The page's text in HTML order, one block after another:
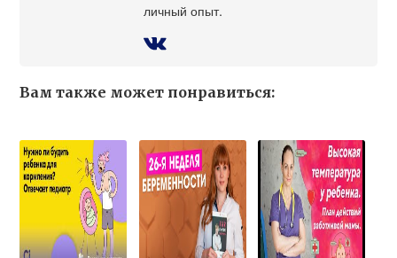
личный опыт.
Вам также может понравиться: